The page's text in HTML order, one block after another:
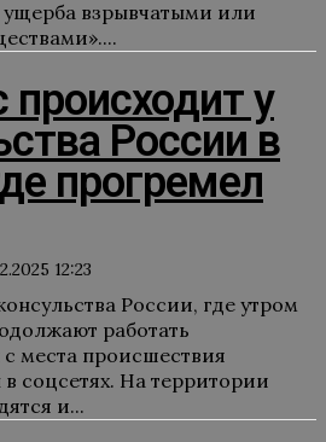
ущерба взрывчатыми или
происходит у
России в
прогремел
12:23
России, где утром
работать
места происшествия
соцсетях. На территории
и...